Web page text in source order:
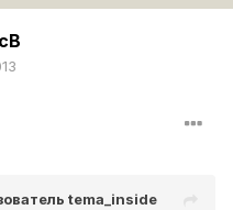
tema_inside